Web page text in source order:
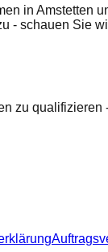
in Amstetten
- schauen Sie
zu